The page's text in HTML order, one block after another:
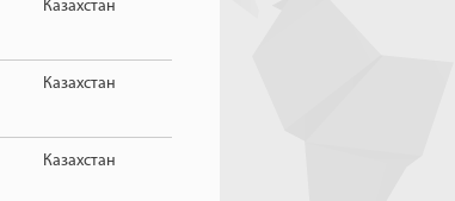
Казахстан
Казахстан
Казахстан